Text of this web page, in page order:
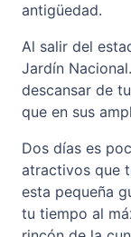
antigüedad.
Al salir del
Jardín
descansar de
que en sus
Dos días es
atractivos que
esta pequeña
tu tiempo al